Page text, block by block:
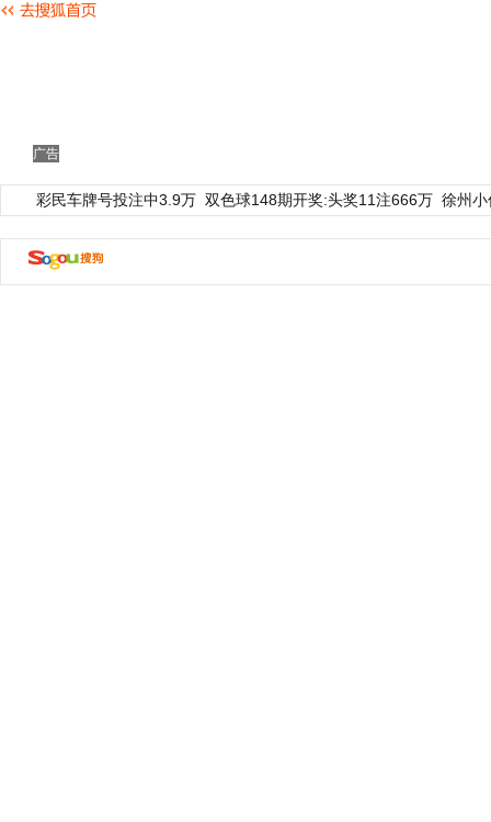
广告
彩民车牌号投注中3.9万 双色球148期开奖:头奖11注666万 徐州